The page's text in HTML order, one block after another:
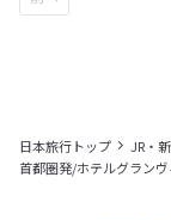
日本旅行トップ
JR・
首都圏発/ホテルグラン